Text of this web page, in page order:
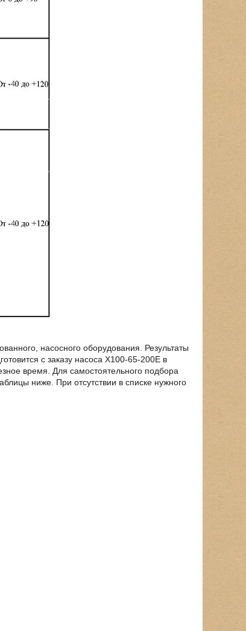
насосного оборудования. Результаты
с заказу насоса Х100-65-200Е в
время. Для самостоятельного подбора
ниже. При отсутствии в списке нужного